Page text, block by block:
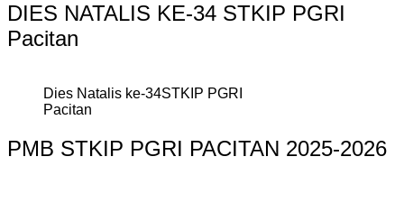
DIES NATALIS KE-34 STKIP PGRI
Pacitan
Dies Natalis ke-34STKIP PGRI
Pacitan
PMB STKIP PGRI PACITAN 2025-2026